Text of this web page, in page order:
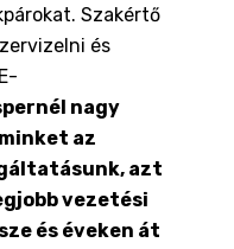
Szakértő
és
nagy
az
azt
vezetési
és éveken át